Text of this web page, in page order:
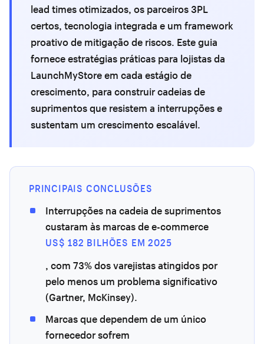
lead times otimizados, os parceiros 3PL
certos, tecnologia integrada e um framework
proativo de mitigação de riscos. Este guia
fornece estratégias práticas para lojistas da
LaunchMyStore em cada estágio de
crescimento, para construir cadeias de
suprimentos que resistem a interrupções e
sustentam um crescimento escalável.
PRINCIPAIS CONCLUSÕES
Interrupções na cadeia de suprimentos
custaram às marcas de e-commerce
US$ 182 BILHÕES EM 2025
, com 73% dos varejistas atingidos por
pelo menos um problema significativo
(Gartner, McKinsey).
Marcas que dependem de um único
fornecedor sofrem